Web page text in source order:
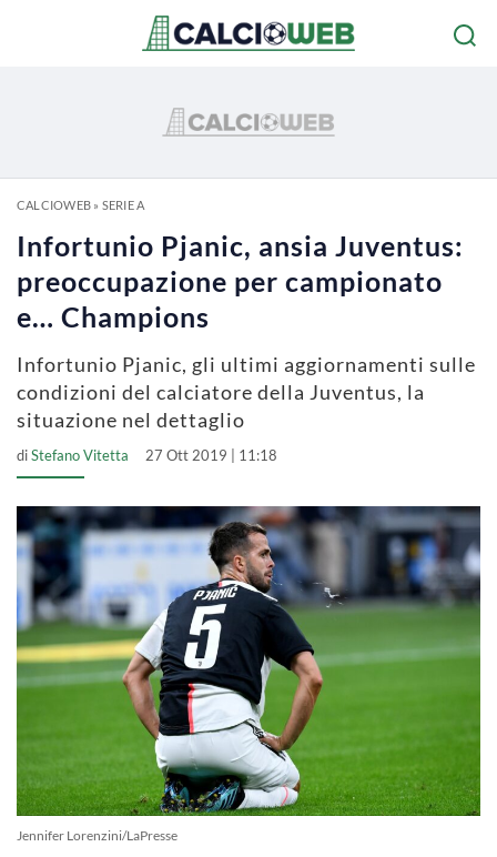
CALCIOWEB» SERIE A
Infortunio Pjanic, ansia Juventus:
preoccupazione per campionato
e… Champions
Infortunio Pjanic, gli ultimi aggiornamenti sulle
condizioni del calciatore della Juventus, la
situazione nel dettaglio
diStefano Vitetta 27 Ott 2019 | 11:18
Jennifer Lorenzini/LaPresse